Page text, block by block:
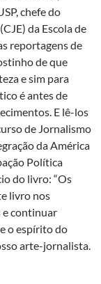
chefe do
da Escola de
reportagens de
de que
e sim para
é antes de
E lê-los
de Jornalismo
da América
Política
do livro: “Os
livro nos
e continuar
o espírito do
arte-jornalista.